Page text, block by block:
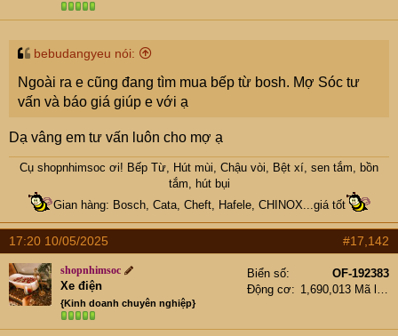
bebudangyeu nói:
Ngoài ra e cũng đang tìm mua bếp từ bosh. Mợ Sóc tư
vấn và báo giá giúp e với ạ
Dạ vâng em tư vấn luôn cho mợ ạ
Cụ shopnhimsoc ơi! Bếp Từ, Hút mùi, Chậu vòi, Bệt xí, sen tắm, bồn
tắm, hút bụi
Gian hàng: Bosch, Cata, Cheft, Hafele, CHINOX...giá tốt
17:20 10/05/2025 #17,142
shopnhimsoc
Xe điện
{Kinh doanh chuyên nghiệp}
Biển số
OF-192383
Động cơ
1,690,013 Mã lực